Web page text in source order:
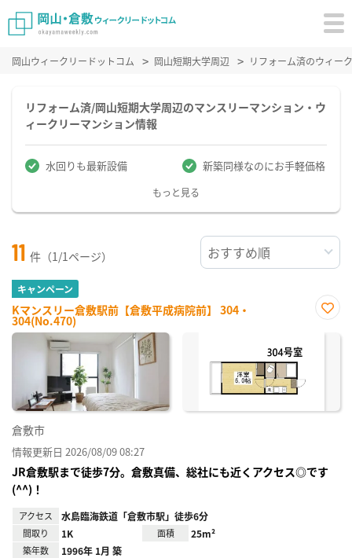
岡山ウィークリードットコム 岡山短期大学周辺 リフォーム済のウィー
リフォーム済/岡山短期大学周辺のマンスリーマンション・ウ
ィークリーマンション情報
水回りも最新設備 新築同様なのにお手軽価格
もっと見る
11 件（1/1ページ）
キャンペーン
Kマンスリー倉敷駅前【倉敷平成病院前】 304・
304(No.470)
に入
倉敷市
情報更新日 2026/08/09 08:27
JR倉敷駅まで徒歩7分。倉敷真備、総社にも近くアクセス◎です
(^^)！
アクセス 水島臨海鉄道「倉敷市駅」徒歩6分
間取り 1K 面積 25m²
築年数 1996年 1月 築